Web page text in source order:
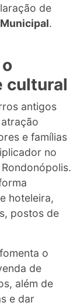
de
.
cultural
antigos
e famílias
no
hoteleira,
postos de
o
de
além de
e dar